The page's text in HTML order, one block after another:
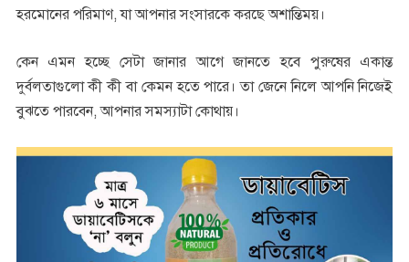
হরমোনের পরিমাণ, যা আপনার সংসারকে করছে অশান্তিময়।
কেন এমন হচ্ছে সেটা জানার আগে জানতে হবে পুরুষের একান্ত
দুর্বলতাগুলো কী কী বা কেমন হতে পারে। তা জেনে নিলে আপনি নিজেই
বুঝতে পারবেন, আপনার সমস্যাটা কোথায়।